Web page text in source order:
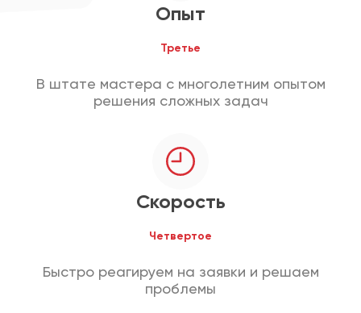
Опыт
Третье
В штате мастера с многолетним опытом
решения сложных задач
Скорость
Четвертое
Быстро реагируем на заявки и решаем
проблемы